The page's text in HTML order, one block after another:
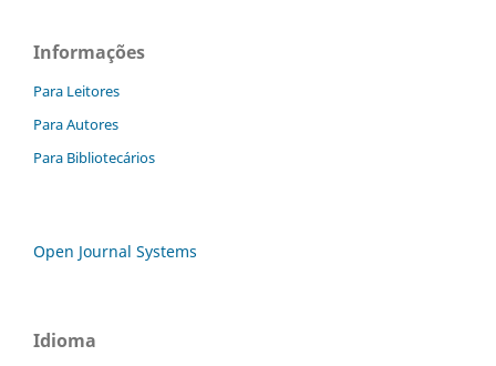
Informações
Para Leitores
Para Autores
Para Bibliotecários
Open Journal Systems
Idioma